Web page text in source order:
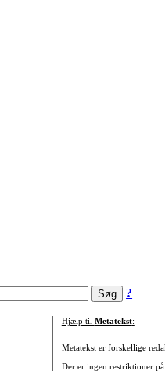
?
Hjælp til Metatekst:
Metatekst er forskellige
Der er ingen restriktioner